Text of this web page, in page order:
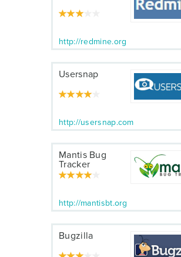
http://redmine.org
Usersnap
http://usersnap.com
Mantis Bug
Tracker
http://mantisbt.org
Bugzilla